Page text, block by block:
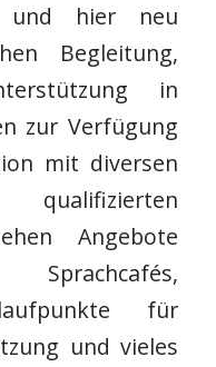
und hier neu
Begleitung,
in
zur Verfügung
mit diversen
Angebote
für
und vieles